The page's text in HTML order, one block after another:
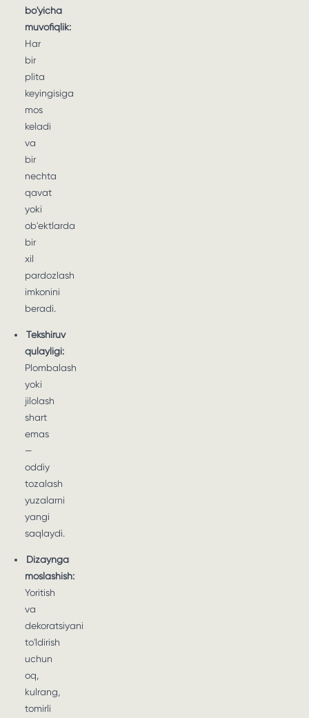
bo'yicha
muvofiqlik:
Har
bir
plita
keyingisiga
mos
keladi
va
bir
nechta
qavat
yoki
ob'ektlarda
bir
xil
pardozlash
imkonini
beradi.
Tekshiruv
qulayligi:
Plombalash
yoki
jilolash
shart
emas
—
oddiy
tozalash
yuzalarni
yangi
saqlaydi.
Dizaynga
moslashish:
Yoritish
va
dekoratsiyani
to'ldirish
uchun
oq,
kulrang,
tomirli